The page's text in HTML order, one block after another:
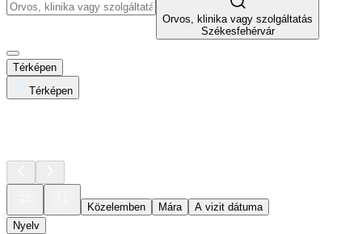
Orvos, klinika vagy szolgáltatás
Székesfehérvár
Térképen
Térképen
Közelemben Mára
A vizit dátuma
Nyelv